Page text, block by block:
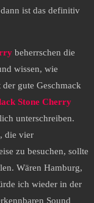
ist das definitiv
beherrschen die
wissen, wie
gute Geschmack
Stone Cherry
unterschreiben.
die vier
zu besuchen, sollte
Wären Hamburg,
ich wieder in der
Sound